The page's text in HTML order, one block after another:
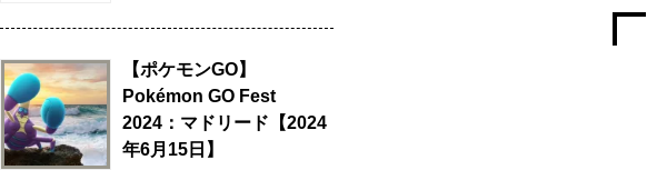
【ポケモンGO】
Pokémon GO Fest
2024：マドリード【2024
年6月15日】